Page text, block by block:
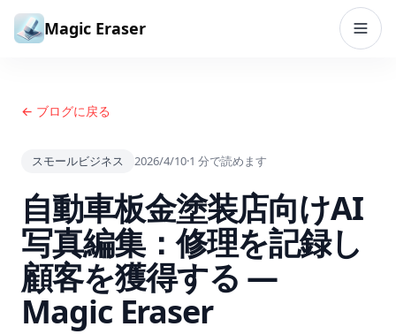
コンテンツへスキップ
Magic Eraser
← ブログに戻る
スモールビジネス 2026/4/10·1 分で読めます
自動車板金塗装店向けAI
写真編集：修理を記録し
顧客を獲得する —
Magic Eraser